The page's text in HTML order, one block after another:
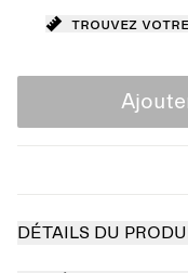
Trouvez
DÉTAILS DU